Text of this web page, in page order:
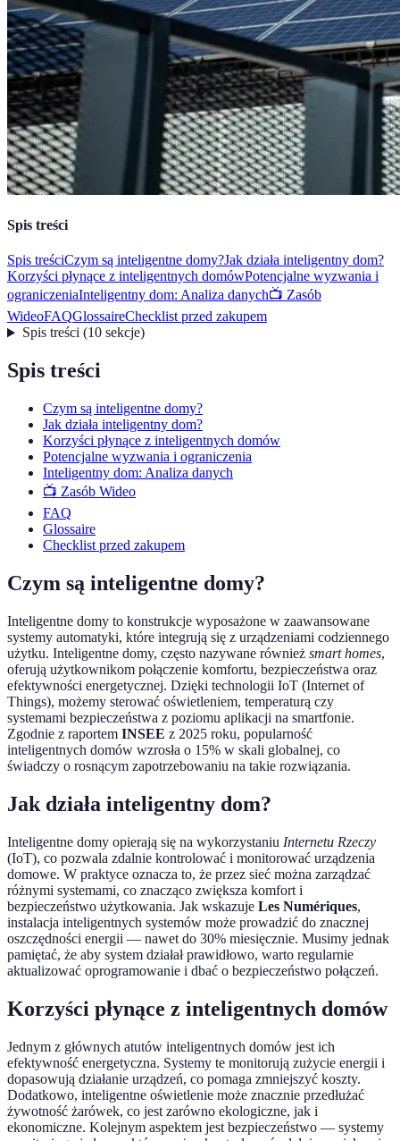
Spis treści
Spis treściCzym są inteligentne domy?Jak działa inteligentny dom?
Korzyści płynące z inteligentnych domówPotencjalne wyzwania i
ograniczeniaInteligentny dom: Analiza danych📺 Zasób
WideoFAQGlossaireChecklist przed zakupem
Spis treści(10 sekcje)
Spis treści
Czym są inteligentne domy?
Jak działa inteligentny dom?
Korzyści płynące z inteligentnych domów
Potencjalne wyzwania i ograniczenia
Inteligentny dom: Analiza danych
📺 Zasób Wideo
FAQ
Glossaire
Checklist przed zakupem
Czym są inteligentne domy?
Inteligentne domy to konstrukcje wyposażone w zaawansowane
systemy automatyki, które integrują się z urządzeniami codziennego
użytku. Inteligentne domy, często nazywane również smart homes,
oferują użytkownikom połączenie komfortu, bezpieczeństwa oraz
efektywności energetycznej. Dzięki technologii IoT (Internet of
Things), możemy sterować oświetleniem, temperaturą czy
systemami bezpieczeństwa z poziomu aplikacji na smartfonie.
Zgodnie z raportem INSEE z 2025 roku, popularność
inteligentnych domów wzrosła o 15% w skali globalnej, co
świadczy o rosnącym zapotrzebowaniu na takie rozwiązania.
Jak działa inteligentny dom?
Inteligentne domy opierają się na wykorzystaniu Internetu Rzeczy
(IoT), co pozwala zdalnie kontrolować i monitorować urządzenia
domowe. W praktyce oznacza to, że przez sieć można zarządzać
różnymi systemami, co znacząco zwiększa komfort i
bezpieczeństwo użytkowania. Jak wskazuje Les Numériques,
instalacja inteligentnych systemów może prowadzić do znacznej
oszczędności energii — nawet do 30% miesięcznie. Musimy jednak
pamiętać, że aby system działał prawidłowo, warto regularnie
aktualizować oprogramowanie i dbać o bezpieczeństwo połączeń.
Korzyści płynące z inteligentnych domów
Jednym z głównych atutów inteligentnych domów jest ich
efektywność energetyczna. Systemy te monitorują zużycie energii i
dopasowują działanie urządzeń, co pomaga zmniejszyć koszty.
Dodatkowo, inteligentne oświetlenie może znacznie przedłużać
żywotność żarówek, co jest zarówno ekologiczne, jak i
ekonomiczne. Kolejnym aspektem jest bezpieczeństwo — systemy